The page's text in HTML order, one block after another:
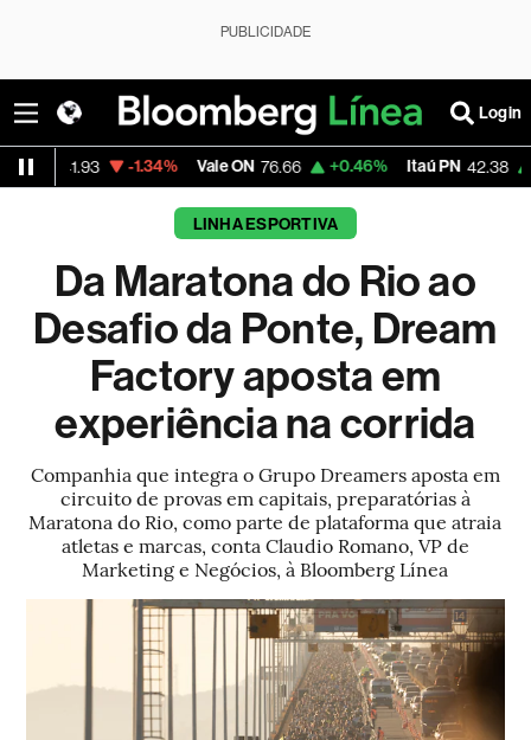
PUBLICIDADE
Login
-1.34% Vale ON 76.66 +0.46% Itaú PN 42.38 +0.67%
LINHA ESPORTIVA
Da Maratona do Rio ao
Desafio da Ponte, Dream
Factory aposta em
experiência na corrida
Companhia que integra o Grupo Dreamers aposta em
circuito de provas em capitais, preparatórias à
Maratona do Rio, como parte de plataforma que atraia
atletas e marcas, conta Claudio Romano, VP de
Marketing e Negócios, à Bloomberg Línea